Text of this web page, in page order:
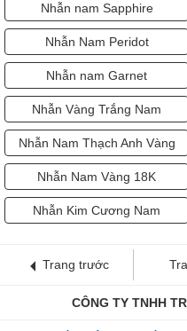
Nhẫn nam Sapphire
Nhẫn Nam Peridot
Nhẫn nam Garnet
Nhẫn Vàng Trắng Nam
Nhẫn Nam Thạch Anh Vàng
Nhẫn Nam Vàng 18K
Nhẫn Kim Cương Nam
Trang trước
CÔNG TY TNHH